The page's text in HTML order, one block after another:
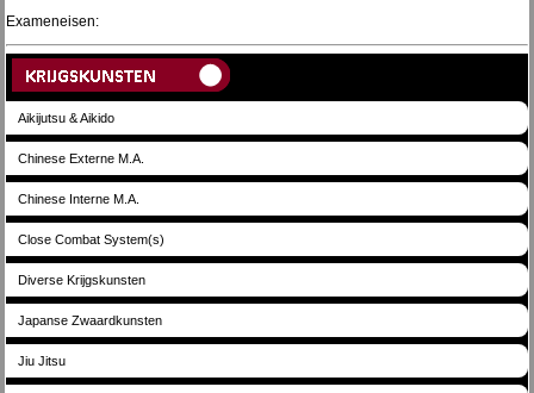
Exameneisen:
Aikijutsu & Aikido
Chinese Externe M.A.
Chinese Interne M.A.
Close Combat System(s)
Diverse Krijgskunsten
Japanse Zwaardkunsten
Jiu Jitsu